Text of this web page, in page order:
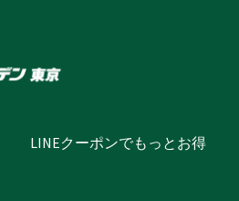
LINEクーポンでもっとお得